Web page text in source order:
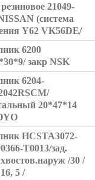
21049-
(система
Y62 VK56DE/
6200
закр NSK
6204-
20*47*14
HCSTA3072-
T0013/зад.
/30 /
5 /